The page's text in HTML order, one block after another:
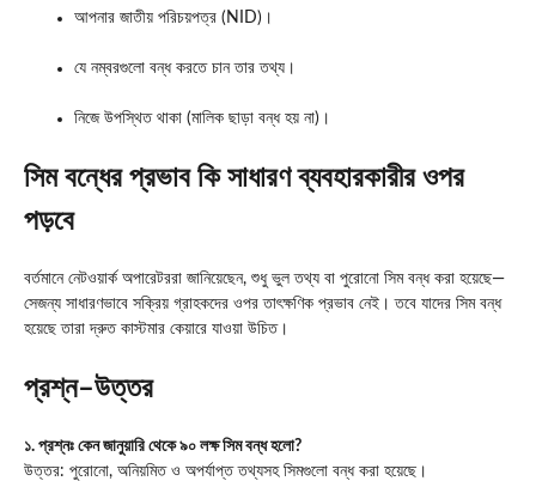
আপনার জাতীয় পরিচয়পত্র (NID)।
যে নম্বরগুলো বন্ধ করতে চান তার তথ্য।
নিজে উপস্থিত থাকা (মালিক ছাড়া বন্ধ হয় না)।
সিম বন্ধের প্রভাব কি সাধারণ ব্যবহারকারীর ওপর
পড়বে
বর্তমানে নেটওয়ার্ক অপারেটররা জানিয়েছেন, শুধু ভুল তথ্য বা পুরোনো সিম বন্ধ করা হয়েছে—
সেজন্য সাধারণভাবে সক্রিয় গ্রাহকদের ওপর তাৎক্ষণিক প্রভাব নেই। তবে যাদের সিম বন্ধ
হয়েছে তারা দ্রুত কাস্টমার কেয়ারে যাওয়া উচিত।
প্রশ্ন–উত্তর
১. প্রশ্নঃ কেন জানুয়ারি থেকে ৯০ লক্ষ সিম বন্ধ হলো?
উত্তর: পুরোনো, অনিয়মিত ও অপর্যাপ্ত তথ্যসহ সিমগুলো বন্ধ করা হয়েছে।